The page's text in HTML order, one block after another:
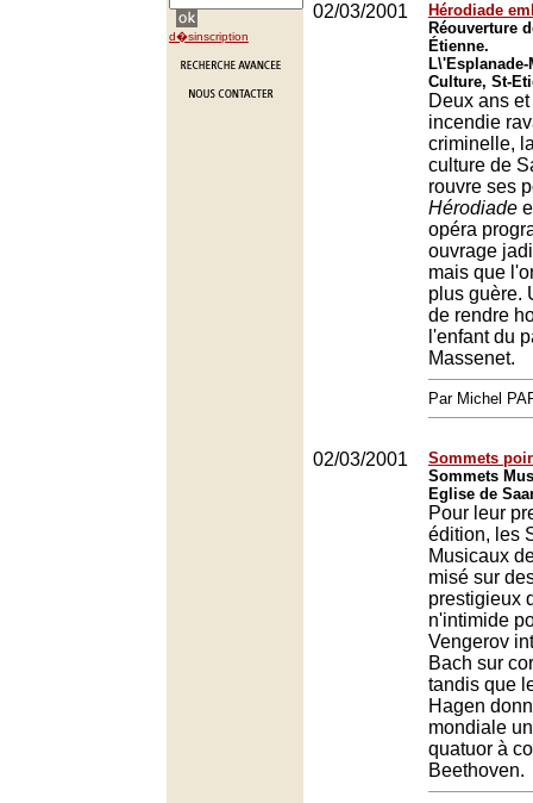
d�sinscription
02/03/2001
Hérodiade
Réouverture
Étienne.
Culture, St-
Deux ans
incendie
criminelle,
culture de
rouvre ses
Hérodiade
opéra
ouvrage
mais que
plus guère.
de rendre
l'enfant du
Massenet.
Par Michel
02/03/2001
Sommets
Sommets
Eglise de
Pour leur
édition, les
Musicaux
misé sur
prestigieux
n'intimide
Vengerov
Bach sur
tandis que
Hagen
mondiale
quatuor à
Beethoven.